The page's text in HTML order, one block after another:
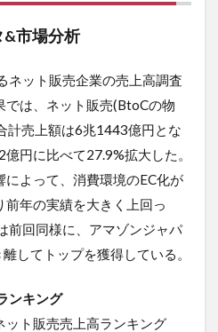
&市場分析
ネット販売企業の売上高調査
では、ネット販売(BtoCの物
計売上額は6兆1443億円とな
円に比べて27.9%拡大した。
よって、消費環境のEC化が
年の実績を大きく上回っ
前回同様に、アマゾンジャパ
してトップを獲得している。
ンキング
ト販売売上高ランキング